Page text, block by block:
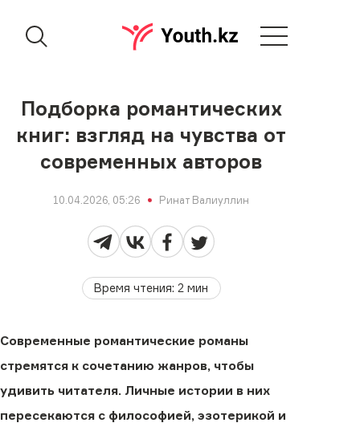
Подборка романтических
книг: взгляд на чувства от
современных авторов
10.04.2026, 05:26 Ринат Валиуллин
Время чтения:2 мин
Современные романтические романы
стремятся к сочетанию жанров, чтобы
удивить читателя. Личные истории в них
пересекаются с философией, эзотерикой и